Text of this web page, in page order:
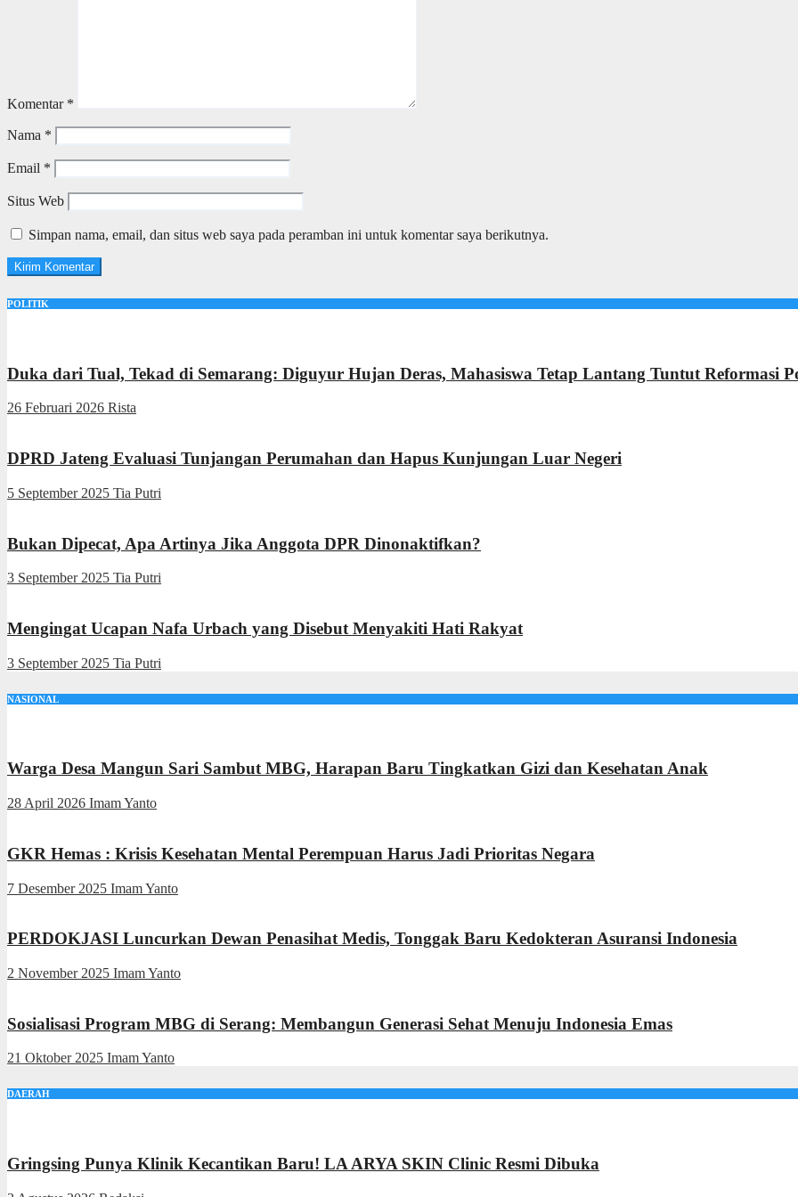
Komentar *
Nama *
Email *
Situs Web
Simpan nama, email, dan situs web saya pada peramban ini untuk komentar saya berikutnya.
POLITIK
Duka dari Tual, Tekad di Semarang: Diguyur Hujan Deras, Mahasiswa Tetap Lantang Tuntut Reformasi
26 Februari 2026 Rista
DPRD Jateng Evaluasi Tunjangan Perumahan dan Hapus Kunjungan Luar Negeri
5 September 2025 Tia Putri
Bukan Dipecat, Apa Artinya Jika Anggota DPR Dinonaktifkan?
3 September 2025 Tia Putri
Mengingat Ucapan Nafa Urbach yang Disebut Menyakiti Hati Rakyat
3 September 2025 Tia Putri
NASIONAL
Warga Desa Mangun Sari Sambut MBG, Harapan Baru Tingkatkan Gizi dan Kesehatan Anak
28 April 2026 Imam Yanto
GKR Hemas : Krisis Kesehatan Mental Perempuan Harus Jadi Prioritas Negara
7 Desember 2025 Imam Yanto
PERDOKJASI Luncurkan Dewan Penasihat Medis, Tonggak Baru Kedokteran Asuransi Indonesia
2 November 2025 Imam Yanto
Sosialisasi Program MBG di Serang: Membangun Generasi Sehat Menuju Indonesia Emas
21 Oktober 2025 Imam Yanto
DAERAH
Gringsing Punya Klinik Kecantikan Baru! LA ARYA SKIN Clinic Resmi Dibuka